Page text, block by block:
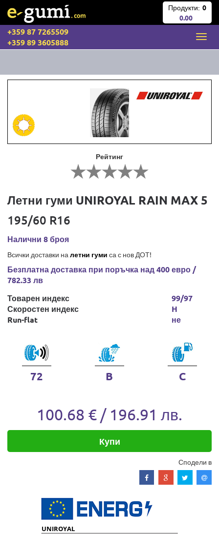
Продукти: 0
0.00
+359 87 7265509
+359 89 3605888
Рейтинг
Летни гуми UNIROYAL RAIN MAX 5
195/60 R16
Налични 8 броя
Всички доставки на летни гуми са с нов ДОТ!
Безплатна доставка при поръчка над 400 евро /
782.33 лв
Товарен индекс
Скоростен индекс
Run-flat
99/97
H
не
72 B C
100.68 € / 196.91 лв.
Купи
Сподели в
UNIROYAL